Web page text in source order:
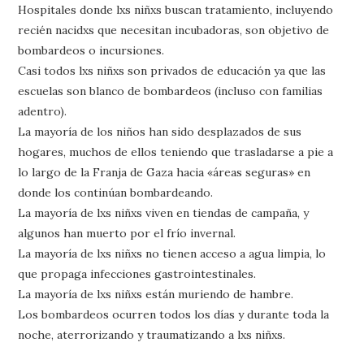
Hospitales donde lxs niñxs buscan tratamiento, incluyendo
recién nacidxs que necesitan incubadoras, son objetivo de
bombardeos o incursiones.
Casi todos lxs niñxs son privados de educación ya que las
escuelas son blanco de bombardeos (incluso con familias
adentro).
La mayoría de los niños han sido desplazados de sus
hogares, muchos de ellos teniendo que trasladarse a pie a
lo largo de la Franja de Gaza hacia «áreas seguras» en
donde los continúan bombardeando.
La mayoría de lxs niñxs viven en tiendas de campaña, y
algunos han muerto por el frío invernal.
La mayoría de lxs niñxs no tienen acceso a agua limpia, lo
que propaga infecciones gastrointestinales.
La mayoría de lxs niñxs están muriendo de hambre.
Los bombardeos ocurren todos los días y durante toda la
noche, aterrorizando y traumatizando a lxs niñxs.